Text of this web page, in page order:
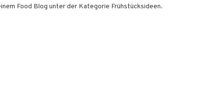
Food Blog unter der Kategorie Frühstücksideen.